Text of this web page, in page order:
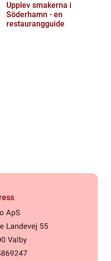
Upplev smakerna i
Söderhamn - en
restaurangguide